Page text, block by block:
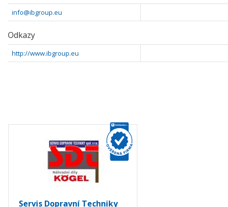
info@ibgroup.eu
Odkazy
http://www.ibgroup.eu
Servis Dopravní Techniky